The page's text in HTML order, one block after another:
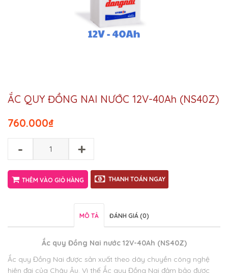
ẮC QUY ĐỒNG NAI NƯỚC 12V-40Ah (NS40Z)
₫
760.000
- +
THÊM VÀO GIỎ HÀNG THANH TOÁN NGAY
MÔ TẢ ĐÁNH GIÁ (0)
Ắc quy Đồng Nai nước 12V-40Ah (NS40Z)
Ắc quy Đồng Nai được sản xuất theo dây chuyền công nghệ
hiện đại của Châu Âu. Vì thế Ắc quy Đồng Nai đảm bảo được